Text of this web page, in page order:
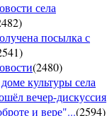
села
)
посылка с
)
(2480)
культуры села
вечер-дискуссия
и вере"...(2594)